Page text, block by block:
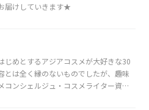
届けしていきます★
じめとするアジアコスメが大好きな30
とは全く縁のないものでしたが、趣味
コンシェルジュ・コスメライター資格